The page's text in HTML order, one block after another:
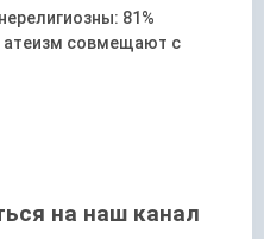
81%
атеизм совмещают с
на наш канал